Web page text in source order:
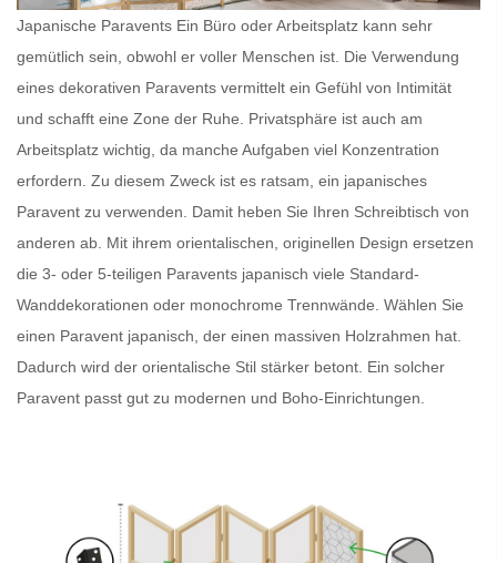
Japanische Paravents Ein Büro oder Arbeitsplatz kann sehr
gemütlich sein, obwohl er voller Menschen ist. Die Verwendung
eines dekorativen Paravents vermittelt ein Gefühl von Intimität
und schafft eine Zone der Ruhe. Privatsphäre ist auch am
Arbeitsplatz wichtig, da manche Aufgaben viel Konzentration
erfordern. Zu diesem Zweck ist es ratsam, ein japanisches
Paravent zu verwenden. Damit heben Sie Ihren Schreibtisch von
anderen ab. Mit ihrem orientalischen, originellen Design ersetzen
die 3- oder 5-teiligen Paravents japanisch viele Standard-
Wanddekorationen oder monochrome Trennwände. Wählen Sie
einen Paravent japanisch , der einen massiven Holzrahmen hat.
Dadurch wird der orientalische Stil stärker betont. Ein solcher
Paravent passt gut zu modernen und Boho-Einrichtungen.